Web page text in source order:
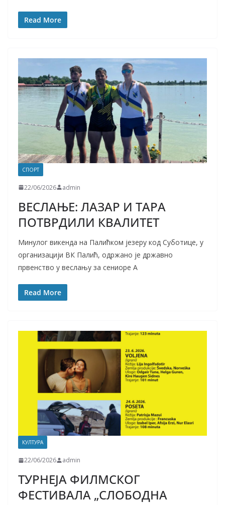
Read More
СПОРТ
22/06/2026 admin
ВЕСЛАЊЕ: ЛАЗАР И ТАРА
ПОТВРДИЛИ КВАЛИТЕТ
Минулог викенда на Палићком језеру код Суботице, у
организацији ВК Палић, одржано је државно
првенство у веслању за сениоре А
Read More
КУЛТУРА
22/06/2026 admin
ТУРНЕЈА ФИЛМСКОГ
ФЕСТИВАЛА „СЛОБОДНА